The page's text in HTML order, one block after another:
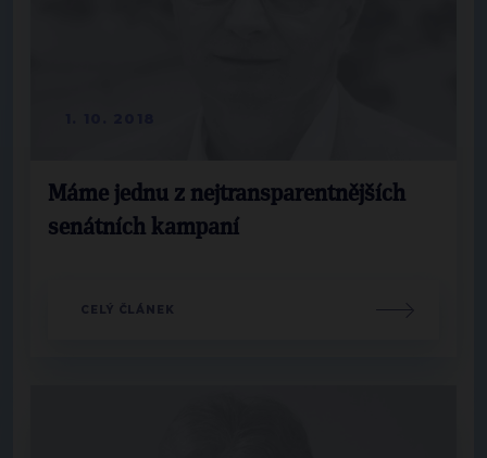
Máme jednu z nejtransparentnějších
senátních kampaní
CELÝ ČLÁNEK